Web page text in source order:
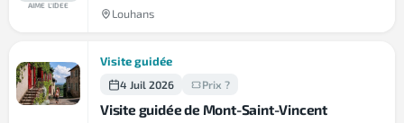
AIME L'IDEE
Louhans
Visite guidée
4 Juil 2026 Prix ?
Visite guidée de Mont-Saint-Vincent